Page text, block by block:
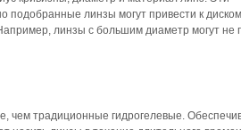
подобранные линзы могут привести к
линзы с большим диаметр могут не
чем традиционные гидрогелевые.